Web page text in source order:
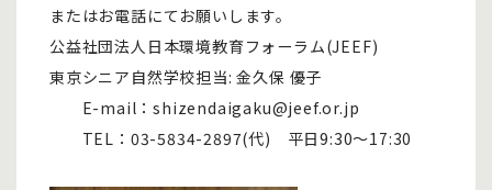
またはお電話にてお願いします。
公益社団法人日本環境教育フォーラム(JEEF)
東京シニア自然学校担当: 金久保 優子
E-mail：shizendaigaku@jeef.or.jp
TEL：03-5834-2897(代) 平日9:30～17:30